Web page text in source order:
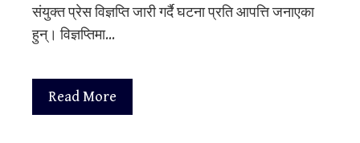
संयुक्त प्रेस विज्ञप्ति जारी गर्दै घटना प्रति आपत्ति जनाएका
हुन्। विज्ञप्तिमा…
Read More